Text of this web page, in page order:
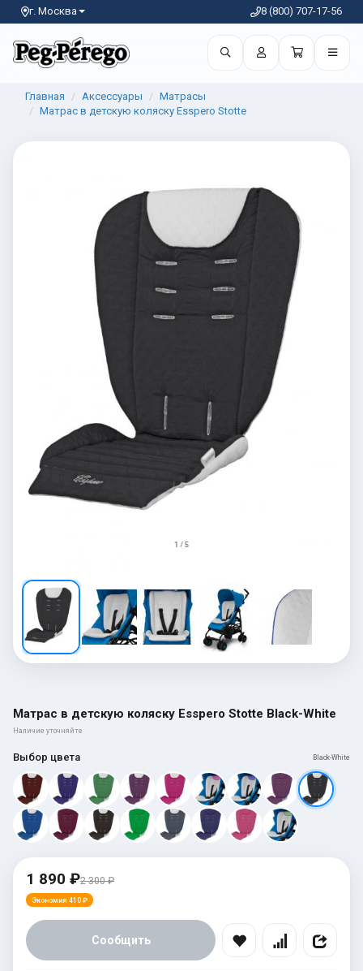
г. Москва 8 (800) 707-17-56
Главная Аксессуары
Матрасы
Матрас в детскую коляску Esspero Stotte
1 / 5
Матрас в детскую коляску Esspero Stotte Black-White
Наличие уточняйте
Выбор цвета Black-White
1 890 ₽2 300 ₽
Экономия 410 ₽
Сообщить